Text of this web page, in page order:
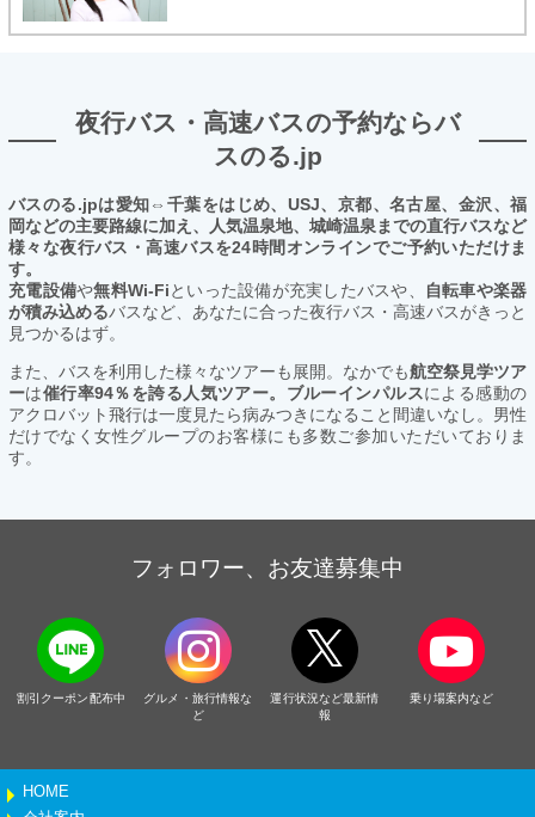
夜行バス・高速バスの予約ならバ
スのる.jp
バスのる.jpは愛知⇔千葉をはじめ、USJ、京都、名古屋、金沢、福
岡などの主要路線に加え、人気温泉地、城崎温泉までの直行バスなど
様々な夜行バス・高速バスを24時間オンラインでご予約いただけま
す。
充電設備や無料Wi-Fiといった設備が充実したバスや、
自転車や楽器
が積み込めるバスなど、あなたに合った夜行バス・高速バスがきっと
見つかるはず。
また、バスを利用した様々なツアーも展開。なかでも航空祭見学ツア
ーは催行率94％を誇る人気ツアー。ブルーインパルスによる感動の
アクロバット飛行は一度見たら病みつきになること間違いなし。男性
だけでなく女性グループのお客様にも多数ご参加いただいておりま
す。
フォロワー、お友達募集中
割引クーポン配布中
グルメ・旅行情報な
ど
運行状況など最新情
報
乗り場案内など
HOME